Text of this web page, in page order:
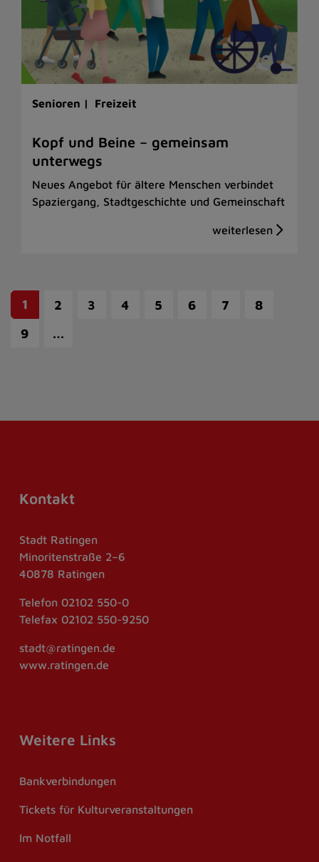
Senioren | Freizeit
Kopf und Beine – gemeinsam
unterwegs
Neues Angebot für ältere Menschen verbindet
Spaziergang, Stadtgeschichte und Gemeinschaft
1 2 3 4 5 6 7
8
9
…
Kontakt
Stadt Ratingen
Minoritenstraße 2–6
40878 Ratingen
Telefon 02102 550-0
Telefax 02102 550-9250
stadt@ratingen.de
www.ratingen.de
Weitere Links
Bankverbindungen
Tickets für Kulturveranstaltungen
Im Notfall